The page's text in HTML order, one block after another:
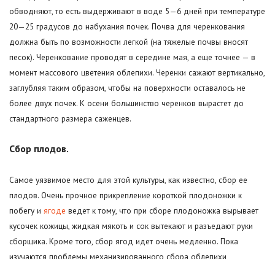
обводняют, то есть выдерживают в воде 5—6 дней при температуре
20—25 градусов до набухания почек. Почва для черенкования
должна быть по возможности легкой (на тяжелые почвы вносят
песок). Черенкование проводят в середине мая, а еще точнее — в
момент массового цветения облепихи. Черенки сажают вертикально,
заглубляя таким образом, чтобы на поверхности оставалось не
более двух почек. К осени большинство черенков вырастет до
стандартного размера саженцев.
Сбор плодов.
Самое уязвимое место для этой культуры, как известно, сбор ее
плодов. Очень прочное прикрепление короткой плодоножки к
побегу и ягоде ведет к тому, что при сборе плодоножка вырывает
кусочек кожицы, жидкая мякоть и сок вытекают и разъедают руки
сборщика. Кроме того, сбор ягод идет очень медленно. Пока
изучаются проблемы механизированного сбора облепихи,